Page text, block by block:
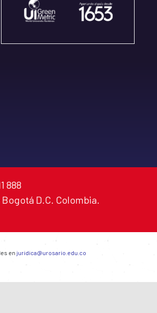
888
Bogotá D.C. Colombia.
en juridica@urosario.edu.co